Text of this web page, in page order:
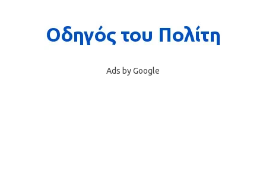
Ads by Google